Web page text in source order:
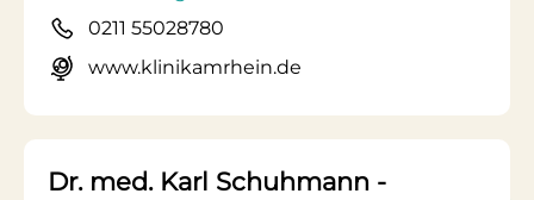
0211 55028780
www.klinikamrhein.de
Dr. med. Karl Schuhmann -